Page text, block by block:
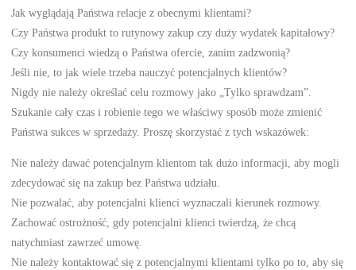
Jak wyglądają Państwa relacje z obecnymi klientami?
Czy Państwa produkt to rutynowy zakup czy duży wydatek kapitałowy?
Czy konsumenci wiedzą o Państwa ofercie, zanim zadzwonią?
Jeśli nie, to jak wiele trzeba nauczyć potencjalnych klientów?
Nigdy nie należy określać celu rozmowy jako „Tylko sprawdzam”.
Szukanie cały czas i robienie tego we właściwy sposób może zmienić
Państwa sukces w sprzedaży. Proszę skorzystać z tych wskazówek:
Nie należy dawać potencjalnym klientom tak dużo informacji, aby mogli
zdecydować się na zakup bez Państwa udziału.
Nie pozwalać, aby potencjalni klienci wyznaczali kierunek rozmowy.
Zachować ostrożność, gdy potencjalni klienci twierdzą, że chcą
natychmiast zawrzeć umowę.
Nie należy kontaktować się z potencjalnymi klientami tylko po to, aby się